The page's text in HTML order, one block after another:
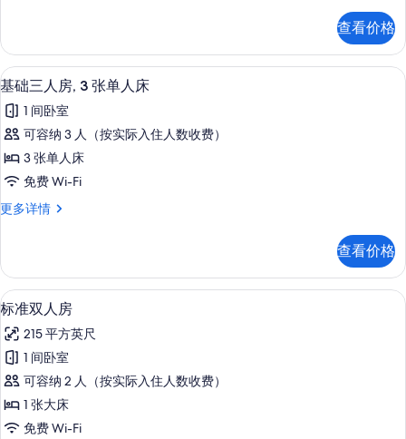
照
片
更
多
信
查看价格
显
示
基
础
三
房,
张
单
人
床
的
所
有
照
高档床上用品、客房内保险箱、办公
2
基础三人房, 3 张单人床
1 间卧室
可容纳 3 人（按实际入住人数收费）
3 张单人床
免费 Wi-Fi
更多详情
基
房,
张
人
床
更
多
信
息
查看价格
显
示
标
准
双
人
标准双人房 | 高档床上用品、客房内
1
标准双人房
215 平方英尺
1 间卧室
可容纳 2 人（按实际入住人数收费）
1 张大床
免费 Wi-Fi